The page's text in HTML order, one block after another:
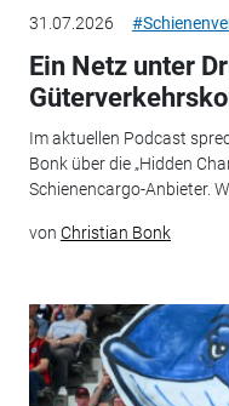
31.07.2026
Ein Netz unter
Im aktuellen Podcast
Bonk über die „Hidden
Schienencargo-Anbieter.
von Christian Bonk